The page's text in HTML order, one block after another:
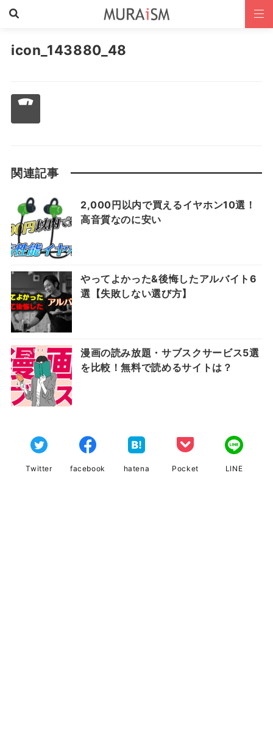
icon_143880_48
関連記事
2,000円以内で買えるイヤホン10選！
高音質なのに安い
やってよかった&後悔したアルバイト6
選【失敗しない選び方】
漫画の読み放題・サブスクサービス5選
を比較！無料で読めるサイトは？
Twitter facebook hatena Pocket LINE